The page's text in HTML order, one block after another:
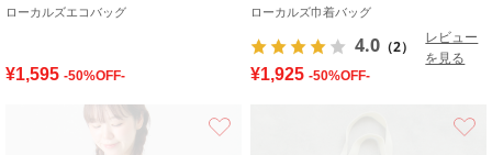
ローカルズエコバッグ
¥1,595 -50%OFF-
ローカルズ巾着バッグ
4.0 （2）
レビュー
を見る
¥1,925 -50%OFF-